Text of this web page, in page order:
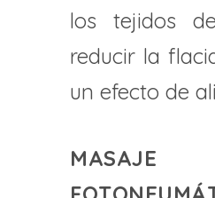
los tejidos
reducir la
un efecto de
MASAJE